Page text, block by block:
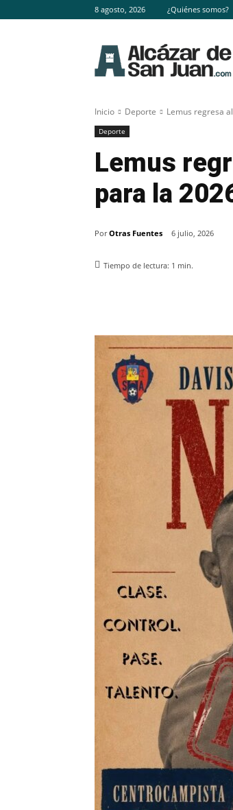
8 agosto, 2026 ¿Quiénes somos?
Inicio Deporte Lemus regresa
Deporte
Lemus
para la
Por Otras Fuentes 6 julio, 2026
Tiempo de lectura: 1 min.